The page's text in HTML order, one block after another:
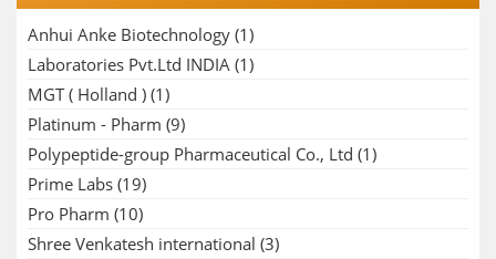
Anhui Anke Biotechnology (1)
Laboratories Pvt.Ltd INDIA (1)
MGT ( Holland ) (1)
Platinum - Pharm (9)
Polypeptide-group Pharmaceutical Co., Ltd (1)
Prime Labs (19)
Pro Pharm (10)
Shree Venkatesh international (3)